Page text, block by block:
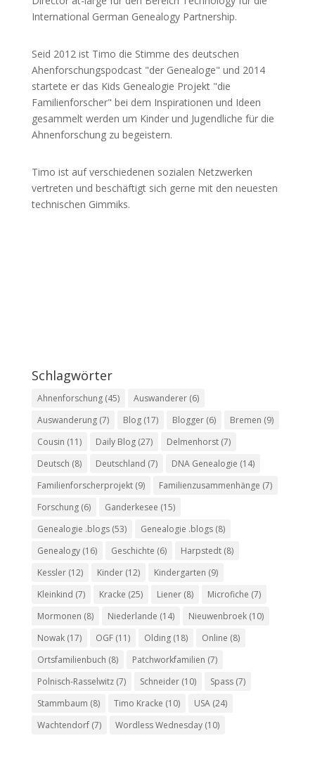
International German Genealogy Partnership.
Seid 2012 ist Timo die Stimme des deutschen
Ahenforschungspodcast "der Genealoge" und 2014
startete er das Kids Genealogie Projekt "die
Familienforscher" bei dem Inspirationen und Ideen
gesammelt werden um Kinder und Jugendliche für die
Ahnenforschung zu begeistern.
Timo ist auf verschiedenen sozialen Netzwerken
vertreten und beschäftigt sich gerne mit den neuesten
technischen Gimmiks.
Schlagwörter
Ahnenforschung(45) Auswanderer(6)
Auswanderung(7) Blog(17) Blogger(6) Bremen (9)
Cousin (11) Daily Blog(27) Delmenhorst(7)
Deutsch (8) Deutschland (7) DNA Genealogie (14)
Familienforscherprojekt(9) Familienzusammenhänge (7)
Forschung(6) Ganderkesee (15)
Genealogie .blogs(53) Genealogie .blogs(8)
Genealogy(16) Geschichte (6) Harpstedt(8)
Kessler(12) Kinder(12) Kindergarten (9)
Kleinkind (7) Kracke (25) Liener(8) Microfiche (7)
Mormonen (8) Niederlande (14) Nieuwenbroek(10)
Nowak(17) OGF(11) Olding(18) Online (8)
Ortsfamilienbuch (8) Patchworkfamilien (7)
Polnisch-Rasselwitz(7) Schneider(10) Spass(7)
Stammbaum (8) Timo Kracke (10) USA(24)
Wachtendorf(7) Wordless Wednesday(10)